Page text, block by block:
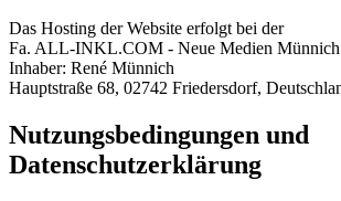
Das Hosting der Website erfolgt bei der
Fa. ALL-INKL.COM - Neue Medien Münnich
Inhaber: René Münnich
Hauptstraße 68, 02742 Friedersdorf,
Nutzungsbedingungen und
Datenschutzerklärung